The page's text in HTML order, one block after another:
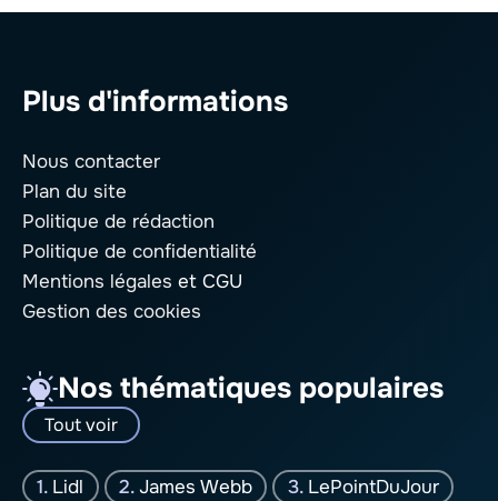
Plus d'informations
Nous contacter
Plan du site
Politique de rédaction
Politique de confidentialité
Mentions légales et CGU
Gestion des cookies
Nos thématiques populaires
Tout voir
Lidl James Webb
LePointDuJour